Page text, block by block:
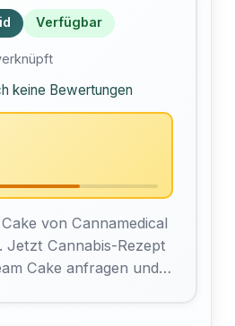
Verfügbar
keine Bewertungen
von Cannamedical
Jetzt Cannabis-Rezept
Cake anfragen und